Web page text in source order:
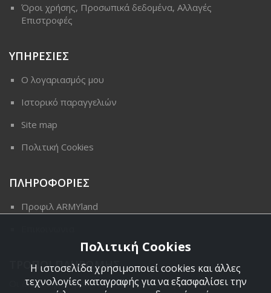
Όροι χρήσης, Προσωπικά δεδομένα, Αλλαγές
Επιστροφές
ΥΠΗΡΕΣΙΕΣ
Ο λογαριασμός μου
Ιστορικό παραγγελιών
Site map
Πολιτική Cookies
ΠΛΗΡΟΦΟΡΙΕΣ
Προφιλ ARMYland
ΤΡΟΠΟΙ ΠΛΗΡΩΜΗΣ
Οι διαθέσιμοι τρόποι πληρωμής είναι η Αντικαταβολή,
Πολιτική Cookies
Η ιστοσελίδα χρησιμοποιεί cookies και άλλες
τεχνολογίες καταγραφής για να εξασφαλίσει την